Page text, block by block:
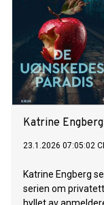
Katrine
23.1.2026 07:05:02
Katrine Engberg
serien om